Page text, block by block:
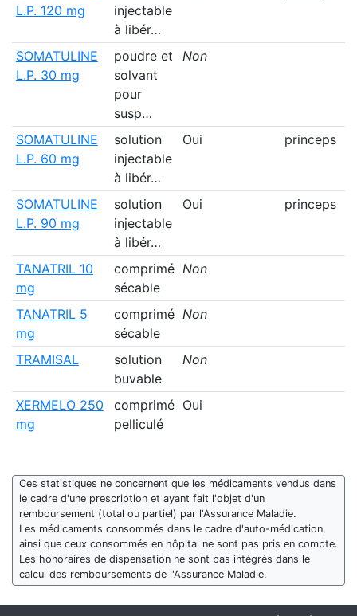
L.P. 120 mg
injectable
à libér…
SOMATULINE
L.P. 30 mg
poudre et
solvant
pour
susp…
Non
SOMATULINE
L.P. 60 mg
solution
injectable
à libér…
Oui princeps
SOMATULINE
L.P. 90 mg
solution
injectable
à libér…
Oui princeps
TANATRIL 10
mg
comprimé
sécable
Non
TANATRIL 5
mg
comprimé
sécable
Non
TRAMISAL
solution
buvable
Non
XERMELO 250
mg
comprimé
pelliculé
Oui
Ces statistiques ne concernent que les médicaments vendus dans
le cadre d'une prescription et ayant fait l'objet d'un
remboursement (total ou partiel) par l'Assurance Maladie.
Les médicaments consommés dans le cadre d'auto-médication,
ainsi que ceux consommés en hôpital ne sont pas pris en compte.
Les honoraires de dispensation ne sont pas intégrés dans le
calcul des remboursements de l'Assurance Maladie.